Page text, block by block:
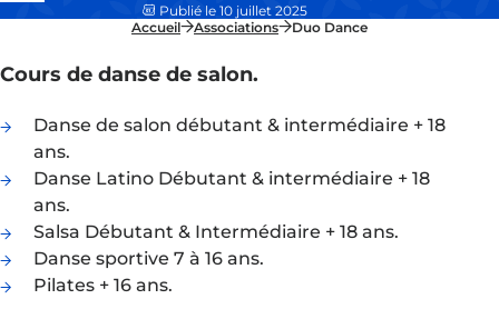
Publié le 10 juillet 2025
Accueil Associations Duo Dance
Cours de danse de salon.
Danse de salon débutant & intermédiaire + 18
ans.
Danse Latino Débutant & intermédiaire + 18
ans.
Salsa Débutant & Intermédiaire + 18 ans.
Danse sportive 7 à 16 ans.
Pilates + 16 ans.